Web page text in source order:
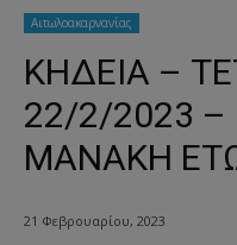
Aιτωλοακαρνανίας
ΚΗΔΕΙΑ –
22/2/2023 –
ΜΑΝΑΚΗ
21 Φεβρουαρίου, 2023